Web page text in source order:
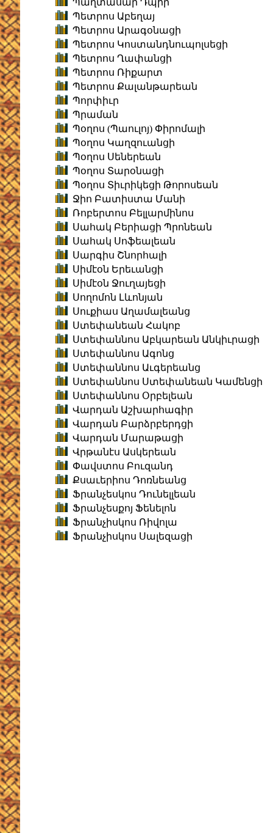
Պաղտասար Դպիր
Պետրոս Աբեղայ
Պետրոս Արագօնացի
Պետրոս Կոստանդնուպոլսեցի
Պետրոս Ղափանցի
Պետրոս Ռիքարտ
Պետրոս Քալանթարեան
Պորփիւր
Պրաման
Պօղոս (Պաուլոյ) Փիրոմալի
Պօղոս Կաղզուանցի
Պօղոս Սեներեան
Պօղոս Տարօնացի
Պօղոս Տիւրիկեցի Թորոսեան
Ջիո Բատիստա Մանի
Ռոբերտոս Բելլարմինոս
Սահակ Բերիացի Պրոնեան
Սահակ Սոֆեալեան
Սարգիս Շնորհալի
Սիմէօն Երեւանցի
Սիմէօն Ջուղայեցի
Սողոմոն Լևոնյան
Սուքիաս Աղամալեանց
Ստեփանեան Հակոբ
Ստեփաննոս Աբկարեան Անկիւրացի
Ստեփաննոս Ագոնց
Ստեփաննոս Աւգերեանց
Ստեփաննոս Ստեփանեան Կամենցի
Ստեփաննոս Օրբելեան
Վարդան Աշխարհագիր
Վարդան Բարձրբերդցի
Վարդան Մարաթացի
Վրթանէս Ասկերեան
Փավստոս Բուզանդ
Քսաւերիոս Դոռնեանց
Ֆրանչեսկոս Դունելլեան
Ֆրանչեսքոյ Ֆենելոն
Ֆրանչիսկոս Ռիվոլա
Ֆրանչիսկոս Սալեզացի